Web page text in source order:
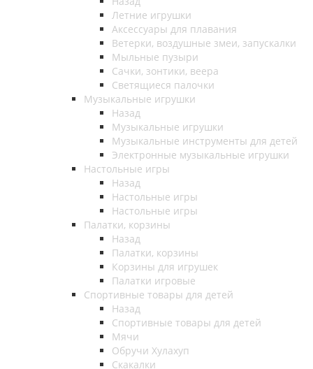
Летние игрушки
Аксессуары для плавания
Ветерки, воздушные змеи, запускалки
Мыльные пузыри
Сачки, зонтики, веера
Светящиеся палочки
Музыкальные игрушки
Назад
Музыкальные игрушки
Музыкальные инструменты для детей
Электронные музыкальные игрушки
Настольные игры
Назад
Настольные игры
Настольные игры
Палатки, корзины
Назад
Палатки, корзины
Корзины для игрушек
Палатки игровые
Спортивные товары для детей
Назад
Спортивные товары для детей
Мячи
Обручи Хулахуп
Скакалки